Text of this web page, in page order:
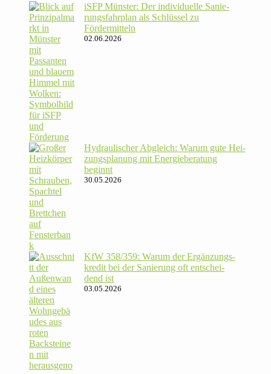
iSFP Münster: Der indi­vi­du­elle Sanie­
rungs­fahr­plan als Schlüssel zu
Fördermitteln
02.06.2026
Hydrau­li­scher Abgleich: Warum gute Hei­
zungs­pla­nung mit Energie­beratung
beginnt
30.05.2026
KfW 358/​359: Warum der Ergän­zungs­
kredit bei der Sanie­rung oft ent­schei­
dend ist
03.05.2026